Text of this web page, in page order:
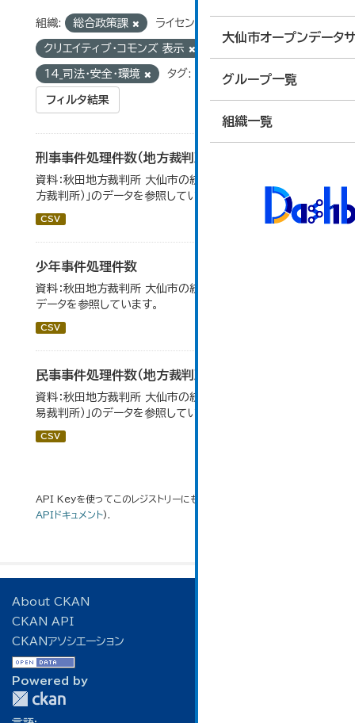
大仙市オープンデータ
グループ一覧
組織一覧
組織: 総合政策課 ライセンス:
クリエイティブ・コモンズ 表示
14_司法・安全・環境 タグ: 地方裁判所
フィルタ結果
刑事事件処理件数（地方裁判所）
資料：秋田地方裁判所 大仙市の統計「12-17刑事事件（地
方裁判所）」のデータを参照しています。
CSV
少年事件処理件数
資料：秋田地方裁判所 大仙市の統計「12-16 少年事件」の
データを参照しています。
CSV
民事事件処理件数（地方裁判所）
資料：秋田地方裁判所 大仙市の統計「12-13 民事事件（簡
易裁判所）」のデータを参照しています。
CSV
API Keyを使ってこのレジストリーにもアクセス可能です
APIドキュメント).
About CKAN
CKAN API
CKANアソシエーション
Powered by